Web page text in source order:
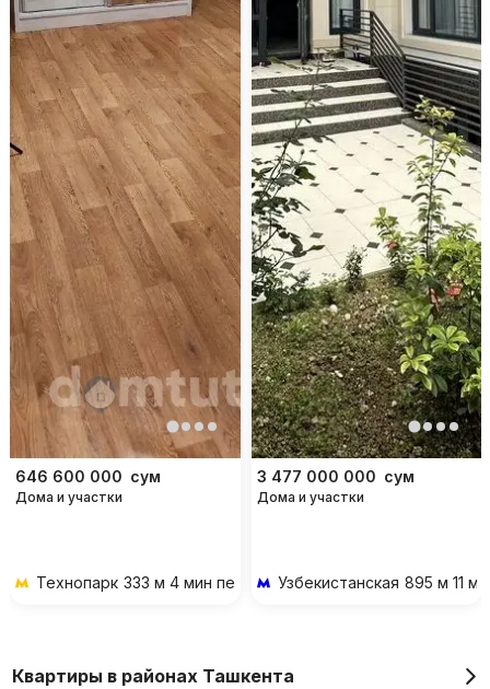
646 600 000 сум
Дома и участки
Технопарк 333 м 4 мин пешком
3 477 000 000 сум
Дома и участки
Узбекистанская 895 м 11
Квартиры в районах Ташкента